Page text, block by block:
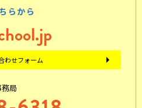
らから
わせフォーム
局